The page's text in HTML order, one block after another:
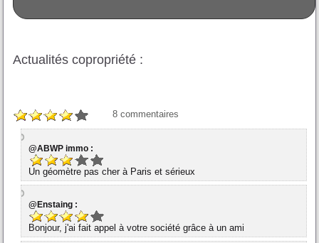
Actualités copropriété :
8 commentaires
@ABWP immo :
Un géomètre pas cher à Paris et sérieux
@Enstaing :
Bonjour, j'ai fait appel à votre société grâce à un ami